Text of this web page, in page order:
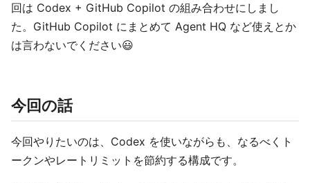
回は Codex + GitHub Copilot の組み合わせにしまし
た。GitHub Copilot にまとめて Agent HQ など使えとか
は言わないでください😃
今回の話
今回やりたいのは、Codex を使いながらも、なるべくト
ークンやレートリミットを節約する構成です。